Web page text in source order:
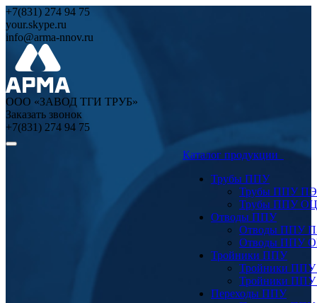
+7(831) 274 94 75
your.skype.ru
info@arma-nnov.ru
ООО «ЗАВОД ТГИ ТРУБ»
Заказать звонок
+7(831) 274 94 75
Каталог продукции
Трубы ППУ
Трубы ППУ ПЭ
Трубы ППУ ОЦ
Отводы ППУ
Отводы ППУ
Отводы ППУ
Тройники ППУ
Тройники
Тройники
Переходы ППУ